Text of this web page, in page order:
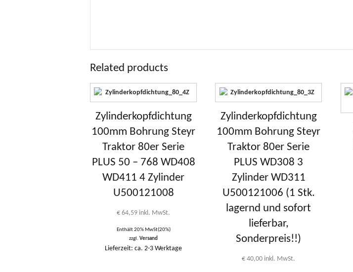
Related products
Zylinderkopfdichtung
100mm Bohrung Steyr
Traktor 80er Serie
PLUS 50 – 768 WD408
WD411 4 Zylinder
U500121008
€ 64,59 inkl. MwSt.
Enthält 20% MwSt(20%)
zzgl.Versand
Lieferzeit: ca. 2-3 Werktage
Zylinderkopfdichtung
100mm Bohrung Steyr
Traktor 80er Serie
PLUS WD308 3
Zylinder WD311
U500121006 (1 Stk.
lagernd und sofort
lieferbar,
Sonderpreis!!)
€ 40,00 inkl. MwSt.